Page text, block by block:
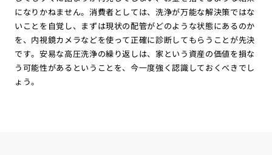
になりかねません。消費者としては、洗浄が万能な解決策ではな
いことを自覚し、まずは現状の配管がどのような状態にあるのか
を、内視鏡カメラなどを使って正確に診断してもらうことが先決
です。安易な高圧洗浄の繰り返しは、家という資産の価値を損な
う可能性があるということを、今一度強く認識しておくべきでし
ょう。